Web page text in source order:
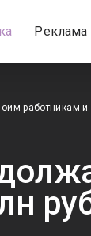
Реклама
работникам и